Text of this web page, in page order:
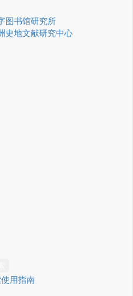
图书馆研究所
史地文献研究中心
用指南